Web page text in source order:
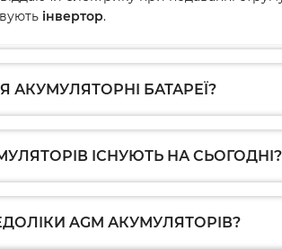
інвертор.
БАТАРЕЇ?
ІСНУЮТЬ НА СЬОГОДНІ?
AGM АКУМУЛЯТОРІВ?